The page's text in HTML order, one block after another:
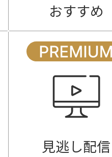
おすすめ
見逃し配信